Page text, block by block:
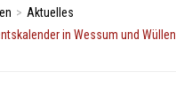
Aktuelles
in Wessum und Wüllen